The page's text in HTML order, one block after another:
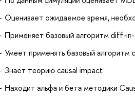
Оценивает ожидаемое время,
Применяет базовый алгоритм diff-
Умеет применять базовый алгоритм
Знает теорию causal impact
Находит альфа и бета методики